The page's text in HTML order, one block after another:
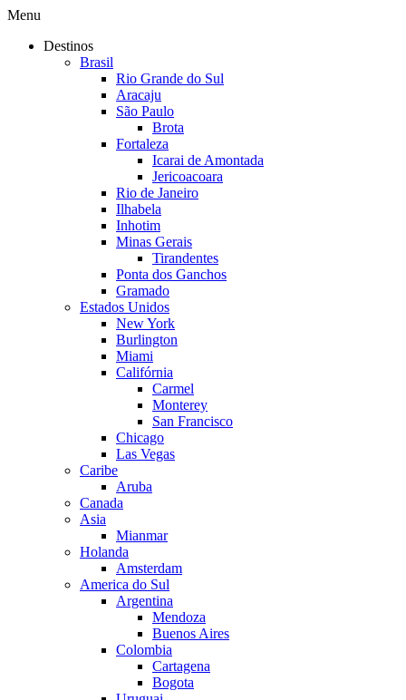
Menu
Destinos
Brasil
Rio Grande do Sul
Aracaju
São Paulo
Brota
Fortaleza
Icarai de Amontada
Jericoacoara
Rio de Janeiro
Ilhabela
Inhotim
Minas Gerais
Tirandentes
Ponta dos Ganchos
Gramado
Estados Unidos
New York
Burlington
Miami
Califórnia
Carmel
Monterey
San Francisco
Chicago
Las Vegas
Caribe
Aruba
Canada
Asia
Mianmar
Holanda
Amsterdam
America do Sul
Argentina
Mendoza
Buenos Aires
Colombia
Cartagena
Bogota